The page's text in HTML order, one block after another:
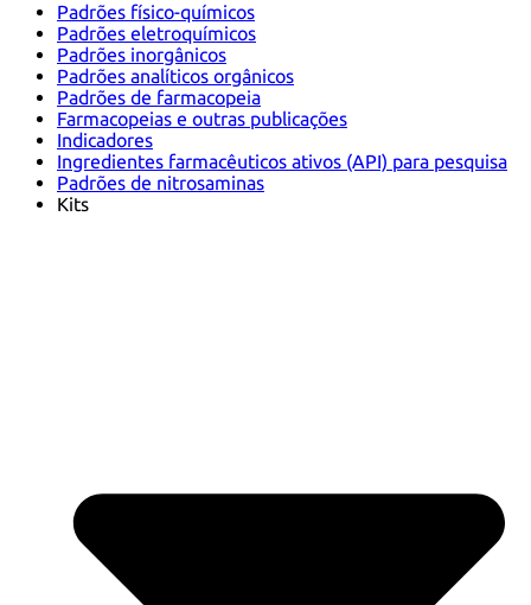
Padrões físico-químicos
Padrões eletroquímicos
Padrões inorgânicos
Padrões analíticos orgânicos
Padrões de farmacopeia
Farmacopeias e outras publicações
Indicadores
Ingredientes farmacêuticos ativos (API) para pesquisa
Padrões de nitrosaminas
Kits